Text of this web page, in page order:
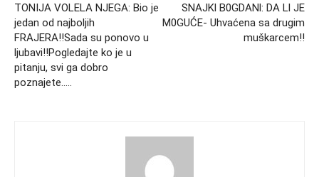
TONIJA VOLELA NJEGA: Bio je
jedan od najboljih
FRAJERA!!Sada su ponovo u
ljubavi!!Pogledajte ko je u
pitanju, svi ga dobro
poznajete…..
SNAJKl B0GDANl: DA Ll JE
M0GUĆE- Uhvaćena sa drugim
muškarcem!!